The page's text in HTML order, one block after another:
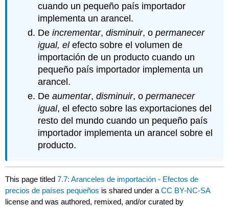
cuando un pequeño país importador
implementa un arancel.
De incrementar, disminuir, o permanecer
igual, elefecto sobre el volumen de
importación de un producto cuando un
pequeño país importador implementa un
arancel.
De aumentar, disminuir, o permanecer
igual, el efecto sobre las exportaciones del
resto del mundo cuando un pequeño país
importador implementa un arancel sobre el
producto.
This page titled7.7: Aranceles de importación - Efectos de
precios de países pequeños is shared under aCC BY-NC-SA
license and was authored, remixed, and/or curated by